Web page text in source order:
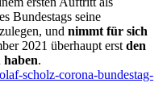
Bundestags seine
und nimmt für sich
2021 überhaupt erst den
haben.
scholz-corona-bundestag-